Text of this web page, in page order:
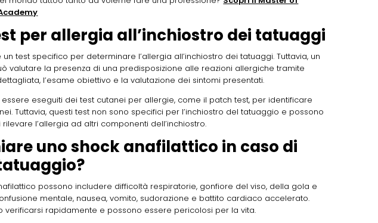
per allergia all’inchiostro dei tatuaggi
test specifico per determinare l’allergia all’inchiostro dei tatuaggi. Tuttavia, un
valutare la presenza di una predisposizione alle reazioni allergiche tramite
l’esame obiettivo e la valutazione dei sintomi presentati.
essere eseguiti dei test cutanei per allergie, come il patch test, per identificare
Tuttavia, questi test non sono specifici per l’inchiostro del tatuaggio e possono
l’allergia ad altri componenti dell’inchiostro.
uno shock anafilattico in caso di
possono includere difficoltà respiratorie, gonfiore del viso, della gola e
mentale, nausea, vomito, sudorazione e battito cardiaco accelerato.
verificarsi rapidamente e possono essere pericolosi per la vita.